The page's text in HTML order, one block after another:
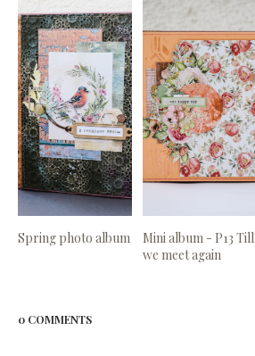
Spring photo album
Mini album - P13 Till
we meet again
0 COMMENTS